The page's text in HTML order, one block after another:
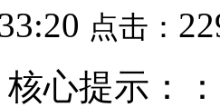
点击：
心提示：